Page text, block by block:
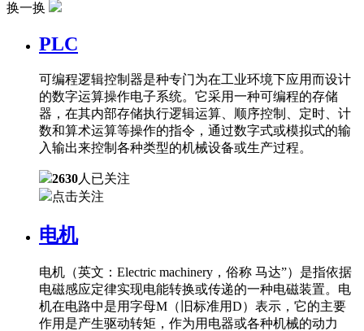
换一换
PLC
可编程逻辑控制器是种专门为在工业环境下应用而设计
的数字运算操作电子系统。它采用一种可编程的存储
器，在其内部存储执行逻辑运算、顺序控制、定时、计
数和算术运算等操作的指令，通过数字式或模拟式的输
入输出来控制各种类型的机械设备或生产过程。
2630人已关注
点击关注
电机
电机（英文：Electric machinery，俗称 马达”）是指依据
电磁感应定律实现电能转换或传递的一种电磁装置。电
机在电路中是用字母M（旧标准用D）表示，它的主要
作用是产生驱动转矩，作为用电器或各种机械的动力